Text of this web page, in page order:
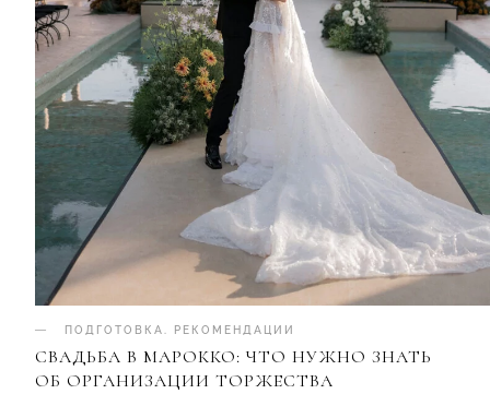
ПОДГОТОВКА. РЕКОМЕНДАЦИИ
СВАДЬБА В МАРОККО: ЧТО НУЖНО ЗНАТЬ
ОБ ОРГАНИЗАЦИИ ТОРЖЕСТВА